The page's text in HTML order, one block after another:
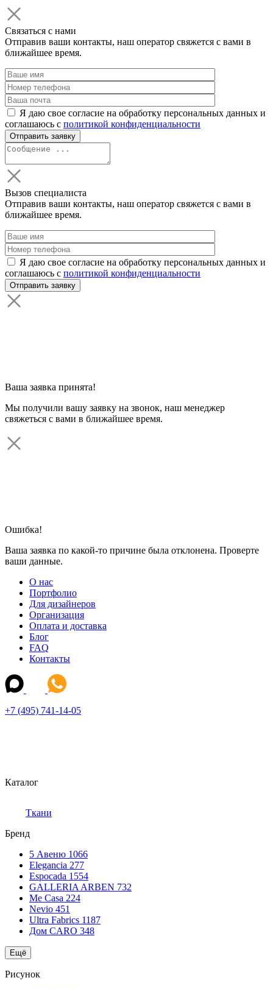
Связаться с нами
Отправив ваши контакты, наш оператор свяжется с вами в
ближайшее время.
Я даю свое согласие на обработку персональных данных и
соглашаюсь с политикой конфиденциальности
Вызов специалиста
Отправив ваши контакты, наш оператор свяжется с вами в
ближайшее время.
Я даю свое согласие на обработку персональных данных и
соглашаюсь с политикой конфиденциальности
Ваша заявка принята!
Мы получили вашу заявку на звонок, наш менеджер
свяжеться с вами в ближайшее время.
Ошибка!
Ваша заявка по какой-то причине была отклонена. Проверте
ваши данные.
О нас
Портфолио
Для дизайнеров
Организация
Оплата и доставка
Блог
FAQ
Контакты
+7 (495) 741-14-05
Каталог
Ткани
Бренд
5 Авеню 1066
Elegancia 277
Espocada 1554
GALLERIA ARBEN 732
Me Casa 224
Nevio 451
Ultra Fabrics 1187
Дом CARO 348
Ещё
Рисунок